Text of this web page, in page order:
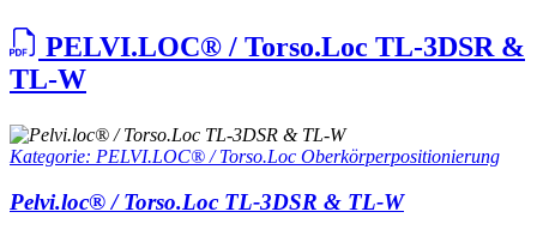
PELVI.LOC® / Torso.Loc TL-3DSR &
TL-W
Kategorie: PELVI.LOC® / Torso.Loc Oberkörperpositionierung
Pelvi.loc® / Torso.Loc TL-3DSR & TL-W